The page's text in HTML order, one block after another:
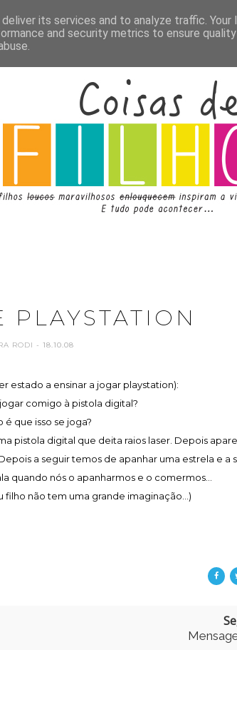
PLAYSTATION
RODI - 18.10.08
estado a ensinar a jogar playstation):
comigo à pistola digital?
é que isso se joga?
pistola digital que deita raios laser. Depois
a seguir temos de apanhar uma estrela e a
quando nós o apanharmos e o comermos...
não tem uma grande imaginação...)
its services and to analyze traffic. Your
and security metrics to ensure